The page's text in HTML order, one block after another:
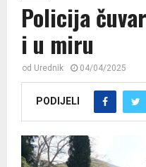
Policija
i u miru
od Urednik 04/04/2025
PODIJELI